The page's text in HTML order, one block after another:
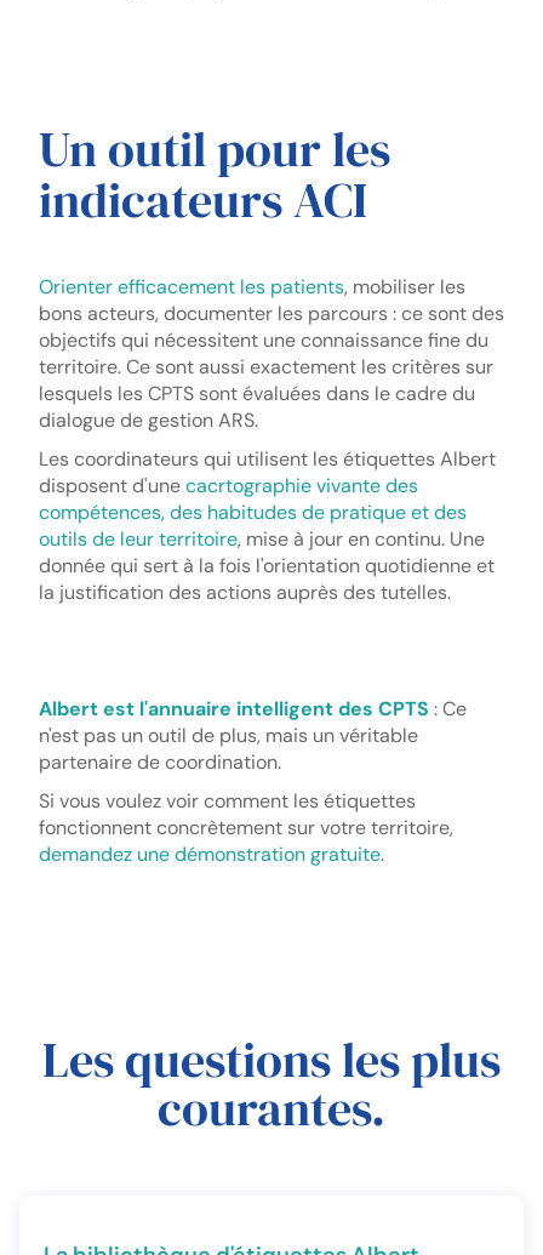
Un outil pour les
indicateurs ACI
Orienter efficacement les patients, mobiliser les
bons acteurs, documenter les parcours : ce sont des
objectifs qui nécessitent une connaissance fine du
territoire. Ce sont aussi exactement les critères sur
lesquels les CPTS sont évaluées dans le cadre du
dialogue de gestion ARS.
Les coordinateurs qui utilisent les étiquettes Albert
disposent d'unecacrtographie vivante des
compétences, des habitudes de pratique et des
outils de leur territoire, mise à jour en continu. Une
donnée qui sert à la fois l'orientation quotidienne et
la justification des actions auprès des tutelles.
Albert est l'annuaire intelligent des CPTS : Ce
n'est pas un outil de plus, mais un véritable
partenaire de coordination.
Si vous voulez voir comment les étiquettes
fonctionnent concrètement sur votre territoire,
demandez une démonstration gratuite.
Les questions les plus
courantes.